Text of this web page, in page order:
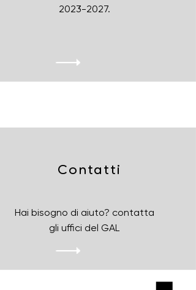
2023-2027.
Contatti
Hai bisogno di aiuto? contatta
gli uffici del GAL